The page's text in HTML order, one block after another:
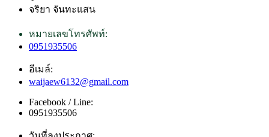
จริยา จันทะแสน
หมายเลขโทรศัพท์:
0951935506
อีเมล์:
waijaew6132@gmail.com
Facebook / Line:
0951935506